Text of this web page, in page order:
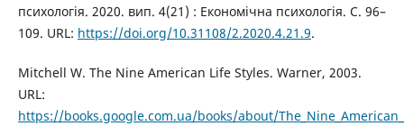
психологія. 2020. вип. 4(21) : Економічна психологія. С. 96–
109. URL: https://doi.org/10.31108/2.2020.4.21.9.
Mitchell W. The Nine American Life Styles. Warner, 2003.
URL:
https://books.google.com.ua/books/about/